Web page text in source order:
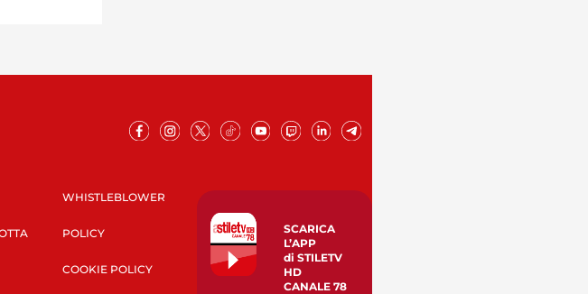
WHISTLEBLOWER
POLICY
COOKIE POLICY
SCARICA
L’APP
di STILETV
HD
CANALE 78